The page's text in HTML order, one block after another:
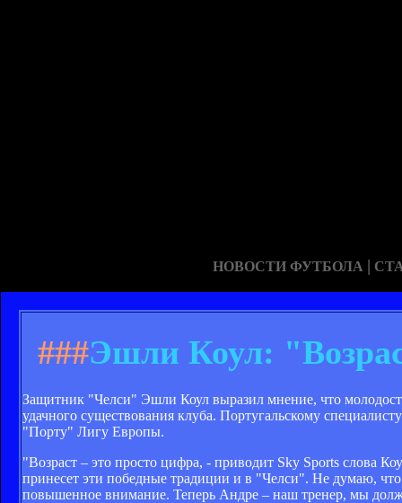
НОВОСТИ ФУТБОЛА |
###Эшли Коул:
Защитник "Челси" Эшли Коул выразил мнение, что
удачного существования клуба. Португальскому
"Порту" Лигу Европы.
"Возраст – это просто цифра, - приводит Sky Sports слова
принесет эти победные традиции и в "Челси". Не думаю, что
повышенное внимание. Теперь Андре – наш тренер, мы